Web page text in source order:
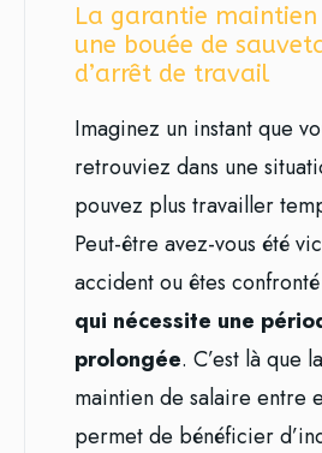
La garantie maintien
une bouée de
d’arrêt de travail
Imaginez un instant que
retrouviez dans une
pouvez plus travailler
Peut-être avez-vous été
accident ou êtes
qui nécessite une
prolongée. C’est là que
maintien de salaire entre
permet de bénéficier